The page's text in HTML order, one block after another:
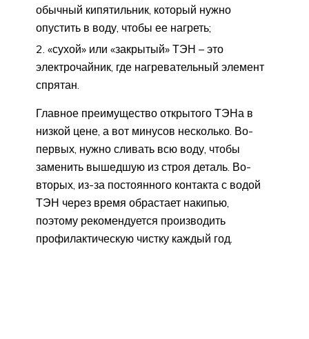
обычный кипятильник, который нужно
опустить в воду, чтобы ее нагреть;
«сухой» или «закрытый» ТЭН – это
электрочайник, где нагревательный элемент
спрятан.
Главное преимущество открытого ТЭНа в
низкой цене, а вот минусов несколько. Во-
первых, нужно сливать всю воду, чтобы
заменить вышедшую из строя деталь. Во-
вторых, из-за постоянного контакта с водой
ТЭН через время обрастает накипью,
поэтому рекомендуется производить
профилактическую чистку каждый год.